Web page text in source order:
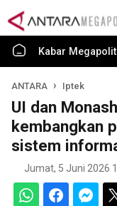
Kabar
ANTARA Iptek
UI dan
kembangkan
sistem
Jumat, 5 Juni 2026